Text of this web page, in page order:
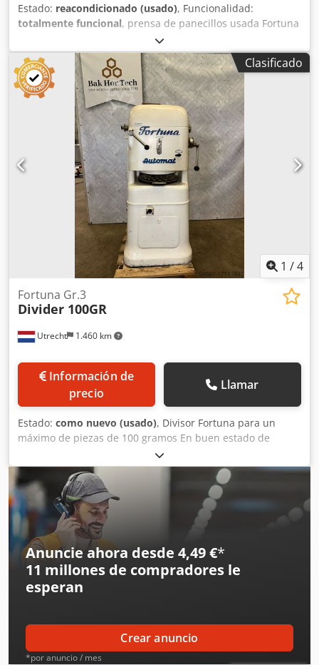
Estado: reacondicionado (usado), Funcionalidad:
totalmente funcional, prensa de panecillos usada Fortuna
Automat 3-30, reacondicionada, tamaño 3, con función
cuadrada, con 3 platos de trabajo, con cuchilla de acero
inoxidable nueva, para 30 piezas, número de máquina A3-
8989 E, peso de las piezas de masa 32 - 70 g, cantidad de
masa aprox. 960 - 2.100 g, 147 cm de alto, 69 cm de ancho,
80 cm de fondo, peso 540 kg, 6 A, 380 V, 50 Hz Dodpfsx
Tizqex Ag Tsck
Clasificado
1 /4
Utrecht 1.460 km
Fortuna Gr.3
Divider 100GR
Información de
precio
Llamar
Estado: como nuevo (usado), Divisor Fortuna para un
máximo de piezas de 100 gramos En buen estado de
funcionamiento para más información por favor envíe una
solicitud Djdpfxoumpkie Ag Teck
Anuncie ahora desde 4,49 €*
11 millones de compradores le
esperan
Crear anuncio
*por anuncio / mes